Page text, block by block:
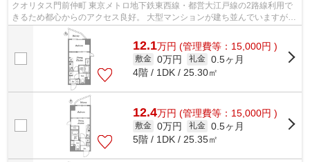
クオリタス門前仲町 東京メトロ地下鉄東西線・都営大江戸線の2路線利用で
きるため都心からのアクセス良好。 大型マンションが建ち並んでいますが、
大通り以外は古びた戸建てや中低層...
12.1万円 (管理費等：15,000円 )
敷金 0万円 礼金 0.5ヶ月
4階 / 1DK / 25.30㎡
12.4万円 (管理費等：15,000円 )
敷金 0万円 礼金 0.5ヶ月
5階 / 1DK / 25.35㎡